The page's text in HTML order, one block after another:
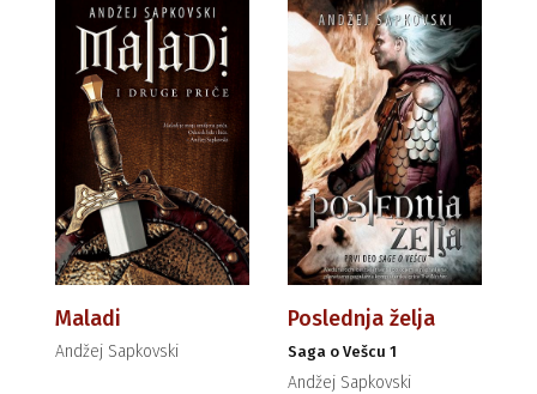
Maladi
Andžej Sapkovski
Poslednja želja
Saga o Vešcu 1
Andžej Sapkovski